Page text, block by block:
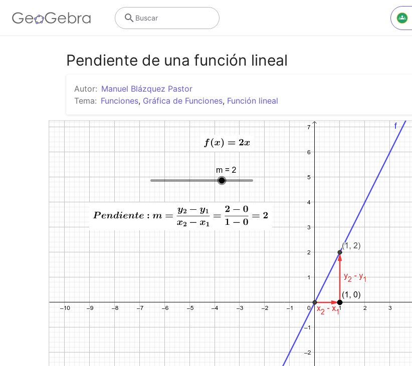
Buscar
Pendiente de una función lineal
Autor: Manuel Blázquez Pastor
Tema: Funciones, Gráfica de Funciones, Función lineal